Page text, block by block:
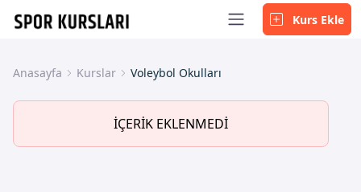
Kurs Ekle
Anasayfa Kurslar Voleybol Okulları
İÇERİK EKLENMEDİ